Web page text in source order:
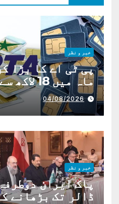
خبر و نظر
ماہ میں 18 لاکھ سے زائد سمز بلاک
04/08/2026
خبر و نظر
ڈالر تک بڑھانے